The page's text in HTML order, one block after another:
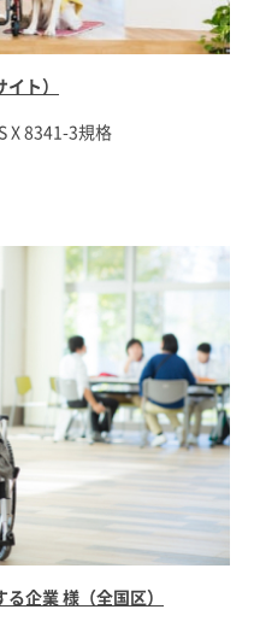
ト）
X 8341-3規格
企業 様（全国区）